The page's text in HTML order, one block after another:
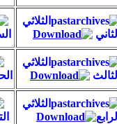
الثلاثي
السداسي الثاني
الثلاثي
الحصيلة السنوية
الثلاثي
التقييم السنوي